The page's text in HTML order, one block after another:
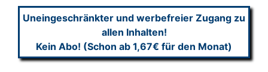
Uneingeschränkter und werbefreier Zugang zu
allen Inhalten!
Kein Abo! (Schon ab 1,67€ für den Monat)